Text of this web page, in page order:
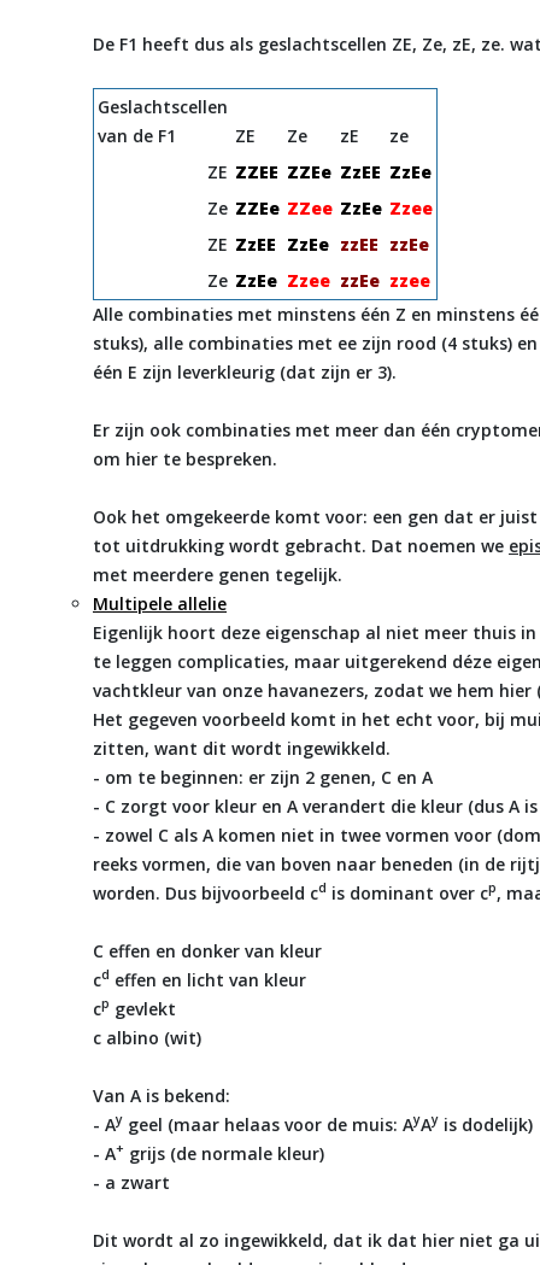
De F1 heeft dus als geslachtscellen ZE, Ze, zE, ze.
Geslachtscellen
van de F1
ZE Ze zE
ze
ZE ZZEE ZZEe ZzEE ZzEe
Ze ZZEe ZZee ZzEe Zzee
ZE ZzEE ZzEe zzEE zzEe
Ze ZzEe Zzee zzEe zzee
Alle combinaties met minstens één Z en minstens
stuks), alle combinaties met ee zijn rood (4 stuks)
één E zijn leverkleurig (dat zijn er 3).
Er zijn ook combinaties met meer dan één
om hier te bespreken.
Ook het omgekeerde komt voor: een gen dat er
tot uitdrukking wordt gebracht. Dat noemen we
met meerdere genen tegelijk.
Multipele allelie
Eigenlijk hoort deze eigenschap al niet meer thuis
te leggen complicaties, maar uitgerekend déze
vachtkleur van onze havanezers, zodat we hem hier
Het gegeven voorbeeld komt in het echt voor, bij
zitten, want dit wordt ingewikkeld.
- om te beginnen: er zijn 2 genen, C en A
- C zorgt voor kleur en A verandert die kleur (dus A
- zowel C als A komen niet in twee vormen voor
reeks vormen, die van boven naar beneden (in de
worden. Dus bijvoorbeeld cd is dominant over cp,
C effen en donker van kleur
cd effen en licht van kleur
cp gevlekt
c albino (wit)
Van A is bekend:
- Ay geel (maar helaas voor de muis: AyAy is dodelijk)
- A+ grijs (de normale kleur)
- a zwart
Dit wordt al zo ingewikkeld, dat ik dat hier niet ga